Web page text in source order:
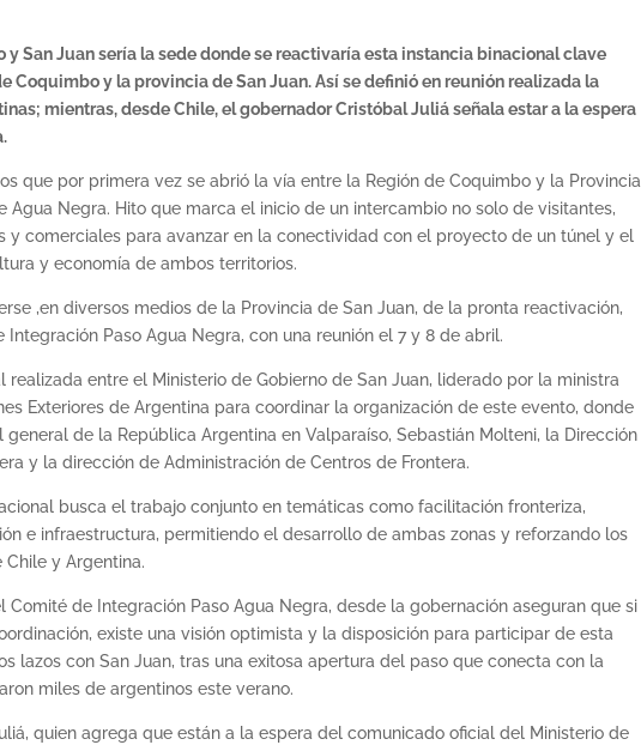
ySan Juan sería la sede donde se reactivaría esta instancia binacional clave
Coquimbo y la provincia de San Juan. Así se definió en reunión realizada la
mientras, desde Chile, el gobernador Cristóbal Juliá señala estar a la espera
que por primera vez se abrió la vía entre la Región de Coquimbo y la Provincia
Agua Negra. Hito que marca el inicio de un intercambio no solo de visitantes,
y comerciales para avanzar en la conectividad con el proyecto de un túnel y el
y economía de ambos territorios.
,en diversos medios de la Provincia de San Juan, de la pronta reactivación,
Paso Agua Negra, con una reunión el 7 y 8 de abril.
realizada entre el Ministerio de Gobierno de San Juan, liderado por la ministra
Exteriores de Argentina para coordinar la organización de este evento, donde
de la República Argentina en Valparaíso, Sebastián Molteni, la Dirección
y la dirección de Administración de Centros de Frontera.
busca el trabajo conjunto en temáticas como facilitación fronteriza,
e infraestructura, permitiendo el desarrollo de ambas zonas y reforzando los
y Argentina.
de Integración Paso Agua Negra, desde la gobernación aseguran que si
existe una visión optimista y la disposición para participar de esta
lazos con San Juan, tras una exitosa apertura del paso que conecta con la
miles de argentinos este verano.
quien agrega que están a la espera del comunicado oficial del Ministerio de